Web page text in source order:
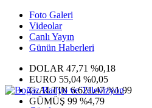
Foto Galeri
Videolar
Canlı Yayın
Günün Haberleri
DOLAR 47,71 %0,18
EURO 55,04 %0,05
G.ALTIN6.621,47 %1,99
GÜMÜŞ 99 %4,79